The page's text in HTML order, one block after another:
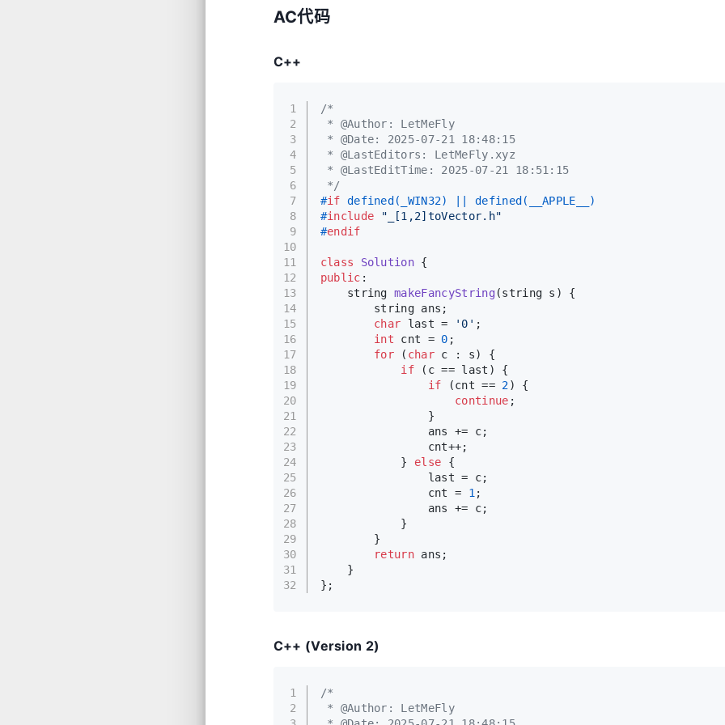
AC代码
C++
1
2
3
4
5
6
7
8
9
10
11
12
13
14
15
16
17
18
19
20
21
22
23
24
25
26
27
28
29
30
31
32
/*
* @Author: LetMeFly
* @Date: 2025-07-21 18:48:15
* @LastEditors: LetMeFly.xyz
* @LastEditTime: 2025-07-21 18:51:15
*/
#if defined(_WIN32) || defined(__APPLE__)
#include
"_[1,2]toVector.h"
#endif
class Solution {
public :
string makeFancyString (string s)
{
        string ans;
char last = '0' ;
int cnt = 0 ;
for ( char c : s) {
if (c == last) {
if (cnt == 2) {
continue ;
                }
                ans += c;
                cnt++;
            }
else {
                last = c;
                cnt =
1 ;
                ans += c;
            }
        }
return ans;
    }
};
C++ (Version 2)
1
2
/*
* @Author: LetMeFly